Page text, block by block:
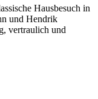
Hausbesuch in
und Hendrik
vertraulich und